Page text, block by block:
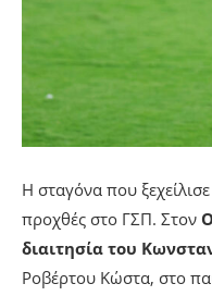
Η σταγόνα που
προχθές στο ΓΣΠ. Στον
διαιτησία του
Ροβέρτου Κώστα, στο